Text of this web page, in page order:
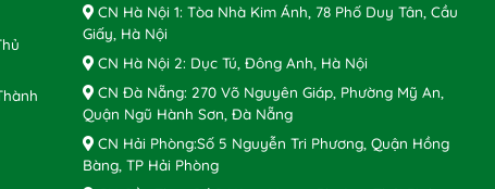
CN Hà Nội 1: Tòa Nhà Kim Ánh, 78 Phố Duy Tân, Cầu
Giấy, Hà Nội
CN Hà Nội 2: Dục Tú, Đông Anh, Hà Nội
CN Đà Nẵng: 270 Võ Nguyên Giáp, Phường Mỹ An,
Quận Ngũ Hành Sơn, Đà Nẵng
CN Hải Phòng:Số 5 Nguyễn Tri Phương, Quận Hồng
Bàng, TP Hải Phòng